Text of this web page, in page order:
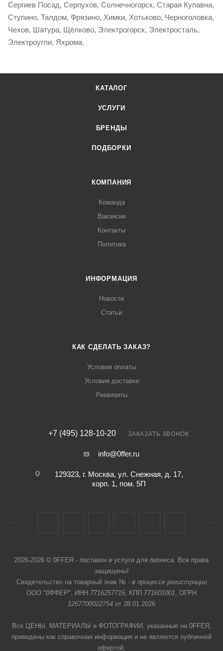
Сергиев Посад, Серпухов, Солнечногорск, Старая Купавна,
Ступино, Талдом, Фрязино, Химки, Хотьково, Черноголовка,
Чехов, Шатура, Щёлково, Электрогорск, Электросталь,
Электроугли, Яхрома.
КАТАЛОГ
УСЛУГИ
БРЕНДЫ
ПОДБОРКИ
КОМПАНИЯ
Команда
Вакансии
Контакты
Политика
ИНФОРМАЦИЯ
Новости
Статьи
КАК СДЕЛАТЬ ЗАКАЗ?
Условия оплаты
Условия доставки
Реквизиты
+7 (495) 128-10-20 ЗАКАЗАТЬ ЗВОНОК
info@0ffer.ru
129323, г. Москва, ул. Снежная, д. 17,
корп. 1, пом. 5П
2026-2026 © 0FFER - поставки и услуги для бизнеса. Все права
защищены!
Свидетельство на товарный знак № - в процессе регистрации
ООО "0ФФЕР", ИНН 7716257715, КПП 771601001, ОГРН
1267700022754 от 28.01.2026
Все ЦЕНЫ, МАТЕРИАЛЫ и ФОТОГРАФИИ, указанные на 0FFER,
приведены как справочная информация и не являются публичной
офертой,